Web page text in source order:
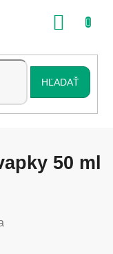
HĽADAŤ
50 ml